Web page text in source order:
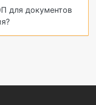
для документов